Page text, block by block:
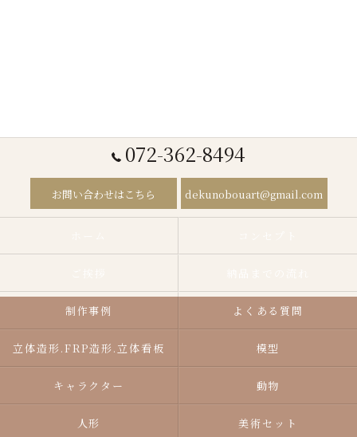
072-362-8494
お問い合わせはこちら dekunobouart@gmail.com
制作事例 よくある質問
立体造形.FRP造形.立体看板 模型
キャラクター 動物
人形 美術セット